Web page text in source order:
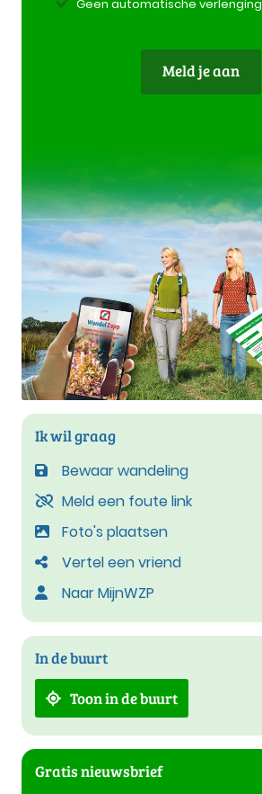
Geen automatische verlenging
Meld je aan
Ik wil graag
Bewaar wandeling
Meld een foute link
Foto's plaatsen
Vertel een vriend
Naar MijnWZP
In de buurt
Toon in de buurt
Gratis nieuwsbrief